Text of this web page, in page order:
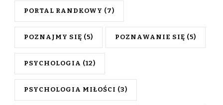
PORTAL RANDKOWY (7)
POZNAJMY SIĘ (5) POZNAWANIE SIĘ (5)
PSYCHOLOGIA (12)
PSYCHOLOGIA MIŁOŚCI (3)